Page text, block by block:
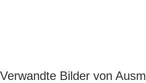
Verwandte Bilder von